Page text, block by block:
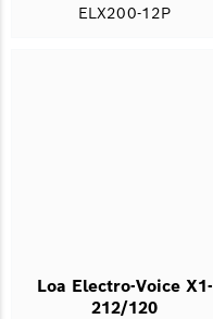
ELX200-12P
Loa Electro-Voice X1-
212/120